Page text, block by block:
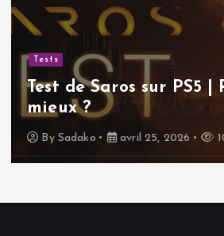
Tests
Test de Saros sur PS5 |
mieux ?
By Sadako avril 25, 2026